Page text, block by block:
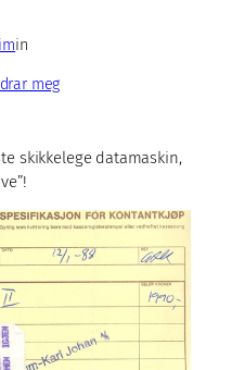
in
meg
skikkelege datamaskin,